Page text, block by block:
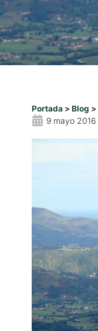
Portada > Blog >
9 mayo 2016